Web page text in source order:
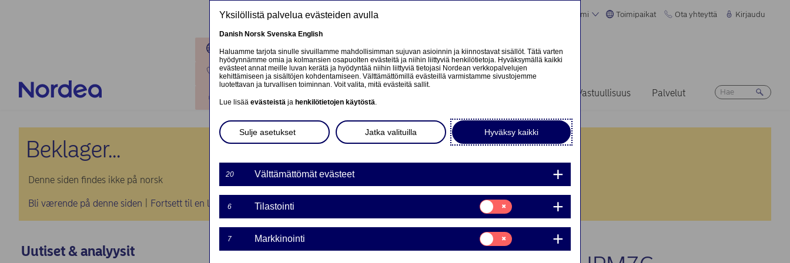
Suomi Toimipaikat Ota yhteyttä Kirjaudu
Toimipaikat
Ota yhteyttä
Kirjaudu
Vastuullisuus Palvelut
Beklager...
Denne siden findes ikke på norsk
Bli værende på denne siden Fortsett til en lignende side på norsk
Uutiset & analyysit
Yksilöllistä palvelua evästeiden avulla
Danish Norsk Svenska English
Haluamme tarjota sinulle sivuillamme mahdollisimman sujuvan asioinnin ja kiinnostavat sisällöt. Tätä varten
hyödynnämme omia ja kolmansien osapuolten evästeitä ja niihin liittyviä henkilötietoja. Hyväksymällä kaikki
evästeet annat meille luvan kerätä ja hyödyntää niihin liittyviä tietojasi Nordean verkkopalvelujen
kehittämiseen ja sisältöjen kohdentamiseen. Välttämättömillä evästeillä varmistamme sivustojemme
luotettavan ja turvallisen toiminnan. Voit valita, mitä evästeitä sallit.
Lue lisää evästeistä ja henkilötietojen käytöstä.
Hyväksy kaikki
Jatka valituilla
Sulje asetukset
20 Välttämättömät evästeet
6 Tilastointi
Suostumusvalinta:
Tilastointi
7 Markkinointi
Suostumusvalinta:
Markkinointi